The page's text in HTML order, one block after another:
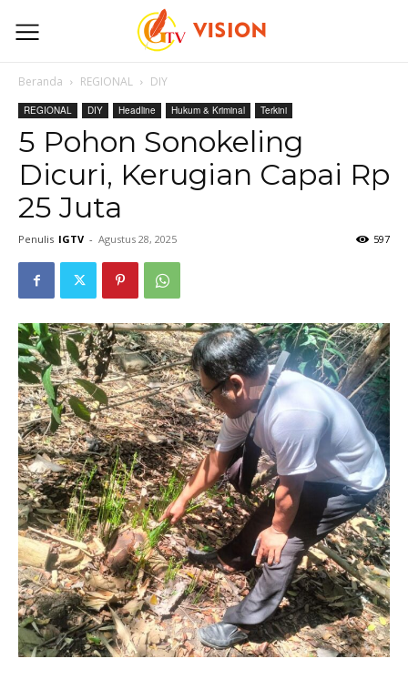
Beranda REGIONAL DIY
REGIONAL DIY Headline Hukum & Kriminal Terkini
5 Pohon Sonokeling
Dicuri, Kerugian Capai Rp
25 Juta
Penulis IGTV - Agustus 28, 2025 597